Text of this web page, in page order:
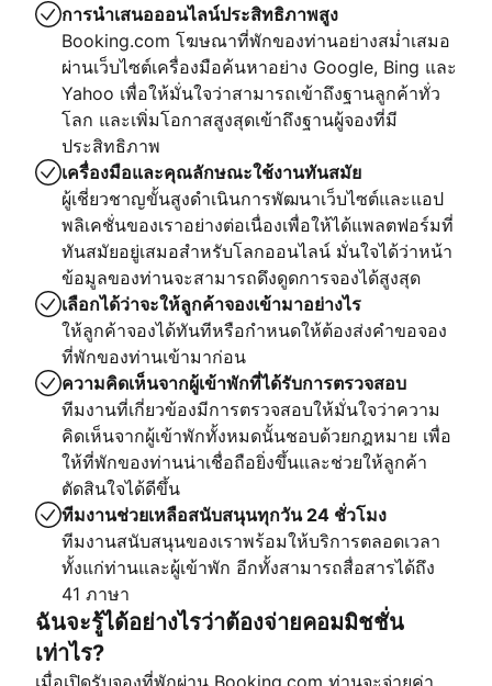
การนำเสนอออนไลน์ประสิทธิภาพสูง
Booking.com โฆษณาที่พักของท่านอย่างสม่ำเสมอ
ผ่านเว็บไซต์เครื่องมือค้นหาอย่าง Google, Bing และ
Yahoo เพื่อให้มั่นใจว่าสามารถเข้าถึงฐานลูกค้าทั่ว
โลก และเพิ่มโอกาสสูงสุดเข้าถึงฐานผู้จองที่มี
ประสิทธิภาพ
เครื่องมือและคุณลักษณะใช้งานทันสมัย
ผู้เชี่ยวชาญขั้นสูงดำเนินการพัฒนาเว็บไซต์และแอป
พลิเคชั่นของเราอย่างต่อเนื่องเพื่อให้ได้แพลตฟอร์มที่
ทันสมัยอยู่เสมอสำหรับโลกออนไลน์ มั่นใจได้ว่าหน้า
ข้อมูลของท่านจะสามารถดึงดูดการจองได้สูงสุด
เลือกได้ว่าจะให้ลูกค้าจองเข้ามาอย่างไร
ให้ลูกค้าจองได้ทันทีหรือกำหนดให้ต้องส่งคำขอจอง
ที่พักของท่านเข้ามาก่อน
ความคิดเห็นจากผู้เข้าพักที่ได้รับการตรวจสอบ
ทีมงานที่เกี่ยวข้องมีการตรวจสอบให้มั่นใจว่าความ
คิดเห็นจากผู้เข้าพักทั้งหมดนั้นชอบด้วยกฎหมาย เพื่อ
ให้ที่พักของท่านน่าเชื่อถือยิ่งขึ้นและช่วยให้ลูกค้า
ตัดสินใจได้ดีขึ้น
ทีมงานช่วยเหลือสนับสนุนทุกวัน 24 ชั่วโมง
ทีมงานสนับสนุนของเราพร้อมให้บริการตลอดเวลา
ทั้งแก่ท่านและผู้เข้าพัก อีกทั้งสามารถสื่อสารได้ถึง
41 ภาษา
ฉันจะรู้ได้อย่างไรว่าต้องจ่ายคอมมิชชั่น
เท่าไร?
เมื่อเปิดรับจองที่พักผ่าน Booking.com ท่านจะจ่ายค่า